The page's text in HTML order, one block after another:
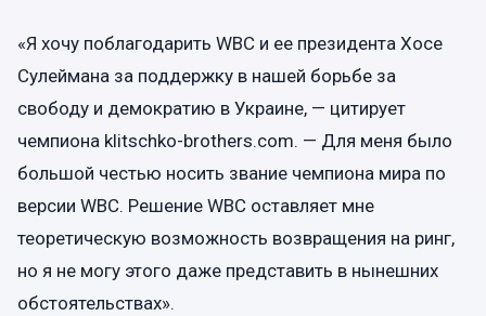
«Я хочу поблагодарить WBC и ее президента Хосе
Сулеймана за поддержку в нашей борьбе за
свободу и демократию в Украине, — цитирует
чемпиона klitschko-brothers.com. — Для меня было
большой честью носить звание чемпиона мира по
версии WBC. Решение WBC оставляет мне
теоретическую возможность возвращения на ринг,
но я не могу этого даже представить в нынешних
обстоятельствах».